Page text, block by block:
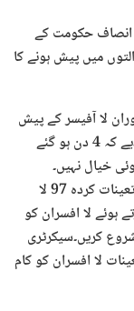
انصاف حکومت کے
عدالتوں میں پیش ہونے کا
لا آفیسر کے پیش
نہ ہونے پر ناراضگی کا اظہار کرتے ہوئے ریمارکس دیے کہ 4 دن ہو گئے
خیال نہیں۔
جسٹس شاہد کریم نے پی ٹی آئی دور حکومت کے تعینات کردہ 97 لا
ہوئے لا افسران کو
کریں۔سیکرٹری
لا افسران کو کام